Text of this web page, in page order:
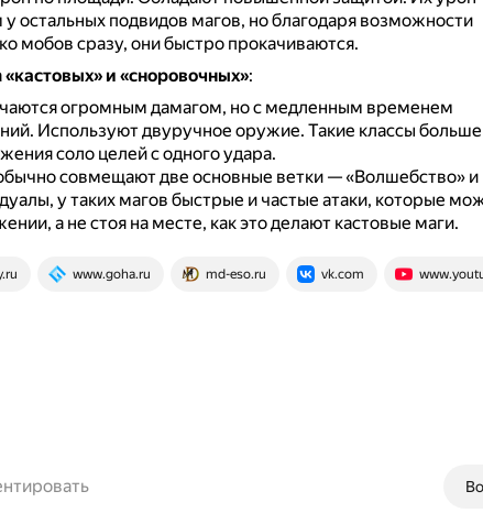
остальных подвидов магов, но благодаря возможности
мобов сразу, они быстро прокачиваются.
«кастовых» и «сноровочных»:
огромным дамагом, но с медленным временем
Используют двуручное оружие. Такие классы больше
соло целей с одного удара.
совмещают две основные ветки — «Волшебство» и
у таких магов быстрые и частые атаки, которые
а не стоя на месте, как это делают кастовые маги.
www.goha.ru md-eso.ru vk.com